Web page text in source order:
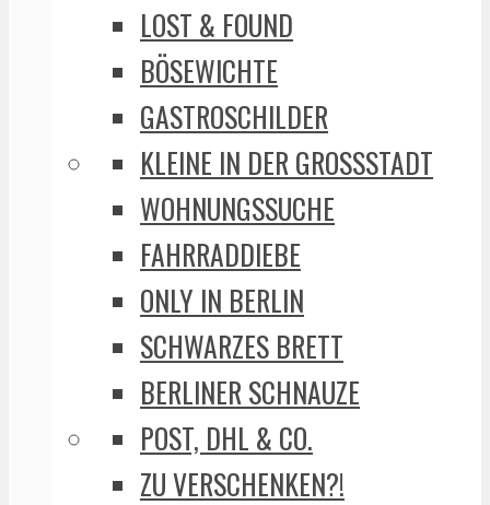
LOST & FOUND
BÖSEWICHTE
GASTROSCHILDER
KLEINE IN DER GROSSSTADT
WOHNUNGSSUCHE
FAHRRADDIEBE
ONLY IN BERLIN
SCHWARZES BRETT
BERLINER SCHNAUZE
POST, DHL & CO.
ZU VERSCHENKEN?!